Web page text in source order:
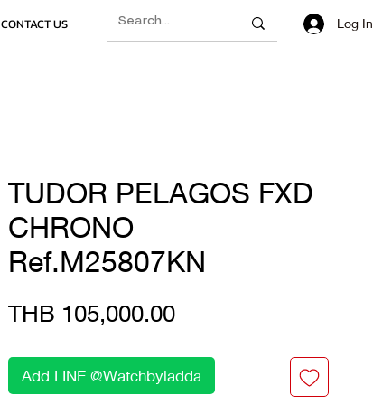
CONTACT US Log In
TUDOR PELAGOS FXD
CHRONO
Ref.M25807KN
THB 105,000.00Price
Add LINE @Watchbyladda